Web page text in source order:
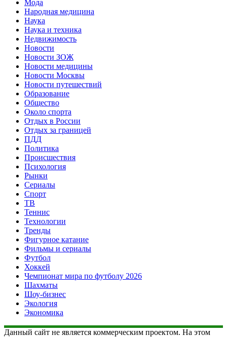
Мода
Народная медицина
Наука
Наука и техника
Недвижимость
Новости
Новости ЗОЖ
Новости медицины
Новости Москвы
Новости путешествий
Образование
Общество
Около спорта
Отдых в России
Отдых за границей
ПДД
Политика
Происшествия
Психология
Рынки
Сериалы
Спорт
ТВ
Теннис
Технологии
Тренды
Фигурное катание
Фильмы и сериалы
Футбол
Хоккей
Чемпионат мира по футболу 2026
Шахматы
Шоу-бизнес
Экология
Экономика
Данный сайт не является коммерческим проектом. На этом